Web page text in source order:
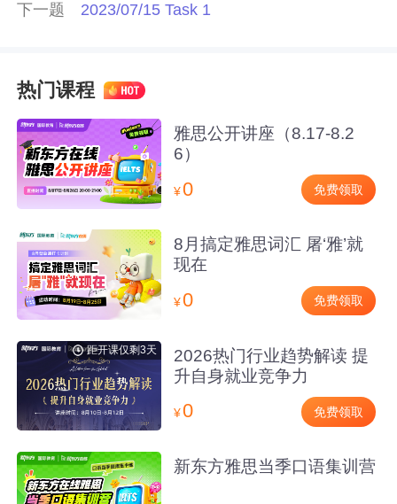
下一题 2023/07/15 Task 1
热门课程
雅思公开讲座（8.17-8.2
6）
¥0 免费领取
8月搞定雅思词汇 屠‘雅’就
现在
¥0 免费领取
距开课仅剩3天
2026热门行业趋势解读 提
升自身就业竞争力
¥0 免费领取
新东方雅思当季口语集训营